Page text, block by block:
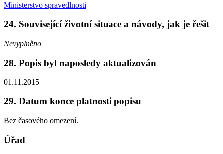
Ministerstvo spravedlnosti
24. Související životní situace a návody, jak je řešit
Nevyplněno
28. Popis byl naposledy aktualizován
01.11.2015
29. Datum konce platnosti popisu
Bez časového omezení.
Úřad